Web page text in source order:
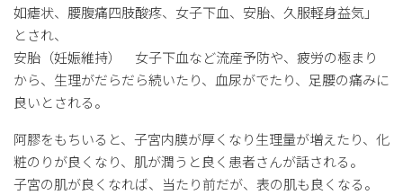
如瘧状、腰腹痛四肢酸疼、女子下血、安胎、久服軽身益気」
とされ、
安胎（妊娠維持） 女子下血など流産予防や、疲労の極まり
から、生理がだらだら続いたり、血尿がでたり、足腰の痛みに
良いとされる。
阿膠をもちいると、子宮内膜が厚くなり生理量が増えたり、化
粧のりが良くなり、肌が潤うと良く患者さんが話される。
子宮の肌が良くなれば、当たり前だが、表の肌も良くなる。